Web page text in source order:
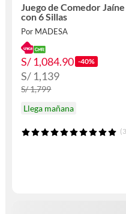
Juego de Comedor Jaíne
con 6 Sillas
Por MADESA
S/ 1,084.90 -40%
S/ 1,139
S/ 1,799
Llega mañana